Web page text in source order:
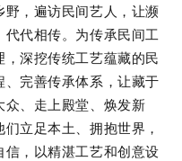
，遍访民间艺人，让濒
代相传。为传承民间工
深挖传统工艺蕴藏的民
完善传承体系，让藏于
众、走上殿堂、焕发新
立足本土、拥抱世界，
，以精湛工艺和创意设